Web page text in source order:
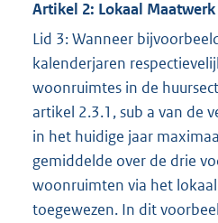
Artikel 2: Lokaal Maatwerk
Lid 3: Wanneer
kalenderjaren
woonruimtes in de
artikel 2.3.1, sub a van de
in het huidige jaar
gemiddelde over de drie
woonruimten via het
toegewezen. In dit